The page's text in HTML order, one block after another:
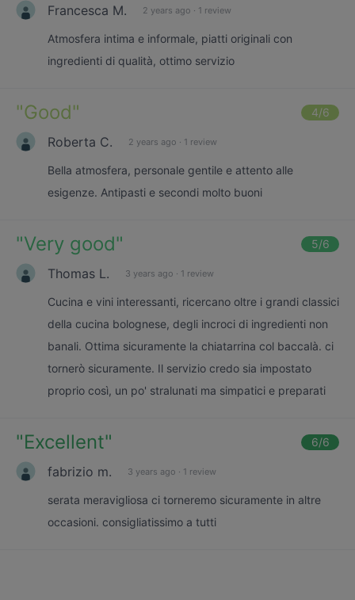
Francesca M. 2 years ago · 1 review
Atmosfera intima e informale, piatti originali con
ingredienti di qualità, ottimo servizio
"Good" 4/6
Roberta C. 2 years ago · 1 review
Bella atmosfera, personale gentile e attento alle
esigenze. Antipasti e secondi molto buoni
"Very good" 5/6
Thomas L. 3 years ago · 1 review
Cucina e vini interessanti, ricercano oltre i grandi classici
della cucina bolognese, degli incroci di ingredienti non
banali. Ottima sicuramente la chiatarrina col baccalà. ci
tornerò sicuramente. Il servizio credo sia impostato
proprio così, un po' stralunati ma simpatici e preparati
"Excellent" 6/6
fabrizio m. 3 years ago · 1 review
serata meravigliosa ci torneremo sicuramente in altre
occasioni. consigliatissimo a tutti